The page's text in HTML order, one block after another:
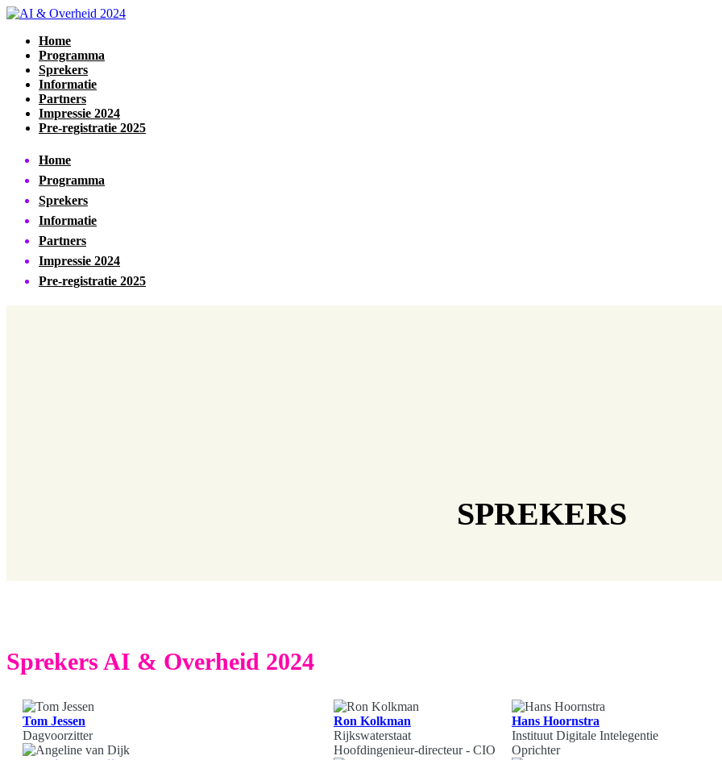
Home
Programma
Sprekers
Informatie
Partners
Impressie 2024
Pre-registratie 2025
Home
Programma
Sprekers
Informatie
Partners
Impressie 2024
Pre-registratie 2025
SPREKERS
Sprekers AI & Overheid 2024
Tom Jessen
Dagvoorzitter
Ron Kolkman
Rijkswaterstaat
Hoofdingenieur-directeur - CIO
Hans Hoornstra
Instituut Digitale Intelegentie
Oprichter